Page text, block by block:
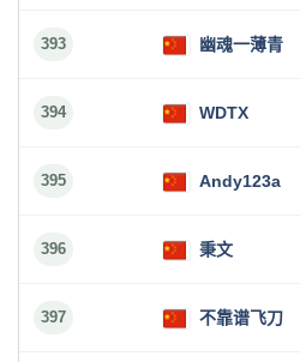
393 幽魂一薄青
394 WDTX
395 Andy123a
396 秉文
397 不靠谱飞刀